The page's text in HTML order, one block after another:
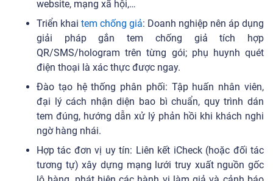
website, mạng xã hội,…
Triển khai tem chống giả: Doanh nghiệp nên áp dụng
giải pháp gắn tem chống giả tích hợp
QR/SMS/hologram trên từng gói; phụ huynh quét
điện thoại là xác thực được ngay.
Đào tạo hệ thống phân phối: Tập huấn nhân viên,
đại lý cách nhận diện bao bì chuẩn, quy trình dán
tem đúng, hướng dẫn xử lý phản hồi khi khách nghi
ngờ hàng nhái.
Hợp tác đơn vị uy tín: Liên kết iCheck (hoặc đối tác
tương tự) xây dựng mạng lưới truy xuất nguồn gốc